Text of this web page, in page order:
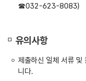
☎032-623-8083)
유의사항
제출하신 일체 서류 및
니다.